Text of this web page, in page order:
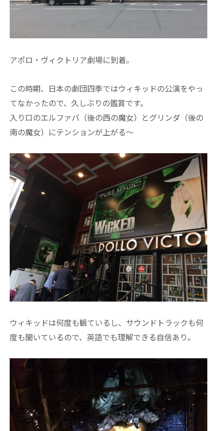
アポロ・ヴィクトリア劇場に到着。
この時期、日本の劇団四季ではウィキッドの公演をやっ
てなかったので、久しぶりの鑑賞です。
入り口のエルファバ（後の西の魔女）とグリンダ（後の
南の魔女）にテンションが上がる～
ウィキッドは何度も観ているし、サウンドトラックも何
度も聞いているので、英語でも理解できる自信あり。